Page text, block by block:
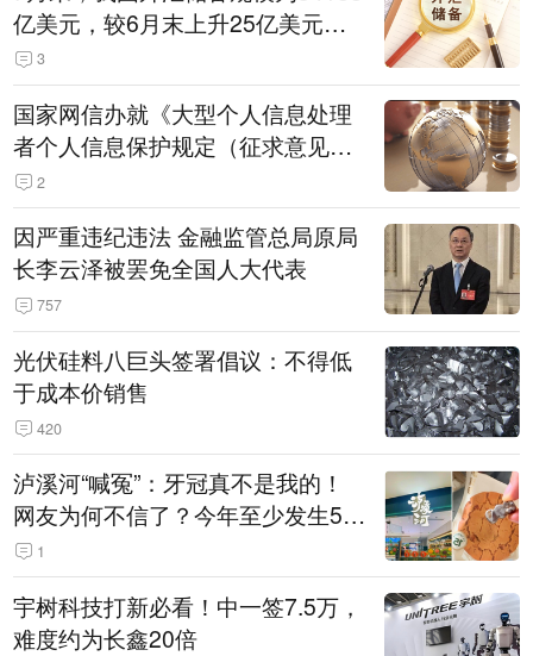
亿美元，较6月末上升25亿美元，
升幅为0.07%
3
国家网信办就《大型个人信息处理
者个人信息保护规定（征求意见
稿）》公开征求意见
2
因严重违纪违法 金融监管总局原局
长李云泽被罢免全国人大代表
757
光伏硅料八巨头签署倡议：不得低
于成本价销售
420
泸溪河“喊冤”：牙冠真不是我的！
网友为何不信了？今年至少发生5
起“食品冤案”
1
宇树科技打新必看！中一签7.5万，
难度约为长鑫20倍